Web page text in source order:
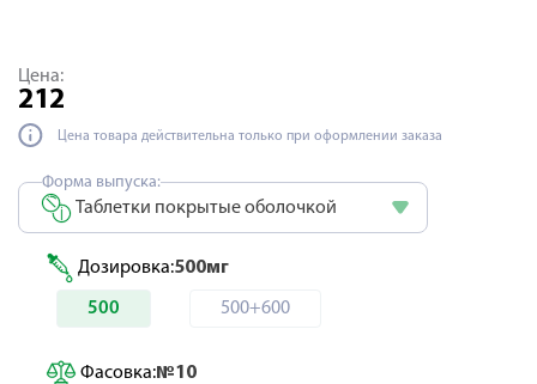
Цена:
212
Цена товара действительна только при оформлении заказа
Форма выпуска:
Таблетки покрытые оболочкой
Дозировка:500мг
500 500+600
Фасовка:№10